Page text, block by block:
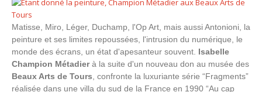
Matisse, Miro, Léger, Duchamp, l'Op Art, mais aussi Antonioni, la
peinture et ses limites repoussées, l'intrusion du numérique, le
monde des écrans, un état d'apesanteur souvent. Isabelle
Champion Métadierà la suite d'un nouveau don au musée des
Beaux Arts de Tours, confronte la luxuriante série “Fragments”
réalisée dans une villa du sud de la France en 1990 “Au cap